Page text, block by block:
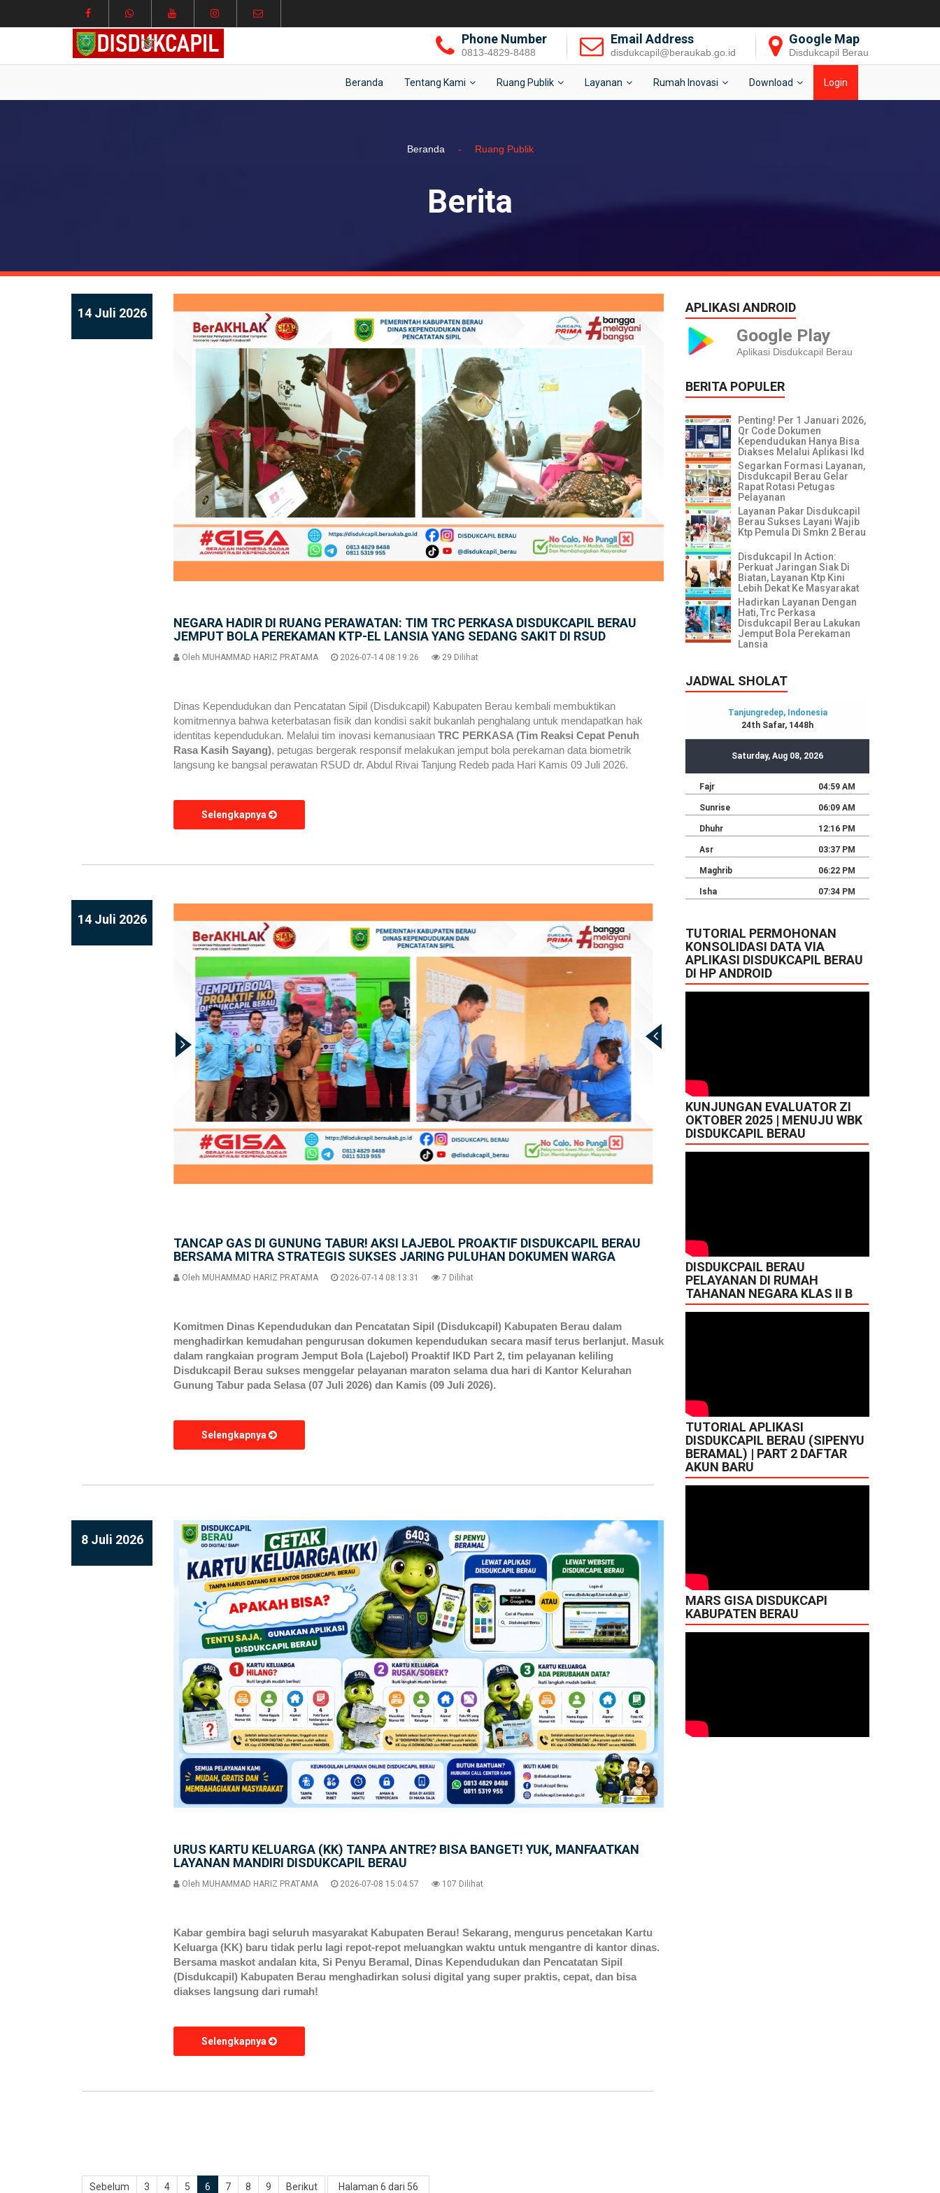
Phone Number
0813-4829-8488
Email Address
disdukcapil@beraukab.go.id
Google Map
Disdukcapil Berau
Beranda Tentang Kami Ruang Publik Layanan Rumah Inovasi Download Login
Beranda - Ruang Publik
Berita
14 Juli 2026
NEGARA HADIR DI RUANG PERAWATAN: TIM TRC PERKASA DISDUKCAPIL BERAU
JEMPUT BOLA PEREKAMAN KTP-EL LANSIA YANG SEDANG SAKIT DI RSUD
Oleh MUHAMMAD HARIZ PRATAMA 2026-07-14 08:19:26 29 Dilihat
Dinas Kependudukan dan Pencatatan Sipil (Disdukcapil) Kabupaten Berau kembali membuktikan
komitmennya bahwa keterbatasan fisik dan kondisi sakit bukanlah penghalang untuk mendapatkan hak
identitas kependudukan. Melalui tim inovasi kemanusiaanTRC PERKASA (Tim Reaksi Cepat Penuh
Rasa Kasih Sayang), petugas bergerak responsif melakukan jemput bola perekaman data biometrik
langsung ke bangsal perawatan RSUD dr. Abdul Rivai Tanjung Redeb pada Hari Kamis 09 Juli 2026.
Selengkapnya
14 Juli 2026
TANCAP GAS DI GUNUNG TABUR! AKSI LAJEBOL PROAKTIF DISDUKCAPIL BERAU
BERSAMA MITRA STRATEGIS SUKSES JARING PULUHAN DOKUMEN WARGA
Oleh MUHAMMAD HARIZ PRATAMA 2026-07-14 08:13:31 7 Dilihat
Komitmen Dinas Kependudukan dan Pencatatan Sipil (Disdukcapil) Kabupaten Berau dalam
menghadirkan kemudahan pengurusan dokumen kependudukan secara masif terus berlanjut. Masuk
dalam rangkaian program Jemput Bola (Lajebol) Proaktif IKD Part 2, tim pelayanan keliling
Disdukcapil Berau sukses menggelar pelayanan maraton selama dua hari di Kantor Kelurahan
Gunung Tabur pada Selasa (07 Juli 2026) dan Kamis (09 Juli 2026).
Selengkapnya
8 Juli 2026
URUS KARTU KELUARGA (KK) TANPA ANTRE? BISA BANGET! YUK, MANFAATKAN
LAYANAN MANDIRI DISDUKCAPIL BERAU
Oleh MUHAMMAD HARIZ PRATAMA 2026-07-08 15:04:57 107 Dilihat
Kabar gembira bagi seluruh masyarakat Kabupaten Berau! Sekarang, mengurus pencetakan Kartu
Keluarga (KK) baru tidak perlu lagi repot-repot meluangkan waktu untuk mengantre di kantor dinas.
Bersama maskot andalan kita, Si Penyu Beramal, Dinas Kependudukan dan Pencatatan Sipil
(Disdukcapil) Kabupaten Berau menghadirkan solusi digital yang super praktis, cepat, dan bisa
diakses langsung dari rumah!
Selengkapnya
Sebelum 3 4 5 6 7 8 9 Berikut Halaman 6 dari 56
APLIKASI ANDROID
Google Play
Aplikasi Disdukcapil Berau
BERITA POPULER
Penting! Per 1 Januari 2026,
Qr Code Dokumen
Kependudukan Hanya Bisa
Diakses Melalui Aplikasi Ikd
Segarkan Formasi Layanan,
Disdukcapil Berau Gelar
Rapat Rotasi Petugas
Pelayanan
Layanan Pakar Disdukcapil
Berau Sukses Layani Wajib
Ktp Pemula Di Smkn 2 Berau
Disdukcapil In Action:
Perkuat Jaringan Siak Di
Biatan, Layanan Ktp Kini
Lebih Dekat Ke Masyarakat
Hadirkan Layanan Dengan
Hati, Trc Perkasa
Disdukcapil Berau Lakukan
Jemput Bola Perekaman
Lansia
JADWAL SHOLAT
TUTORIAL PERMOHONAN
KONSOLIDASI DATA VIA
APLIKASI DISDUKCAPIL BERAU
DI HP ANDROID
KUNJUNGAN EVALUATOR ZI
OKTOBER 2025 | MENUJU WBK
DISDUKCAPIL BERAU
DISDUKCPAIL BERAU
PELAYANAN DI RUMAH
TAHANAN NEGARA KLAS II B
TUTORIAL APLIKASI
DISDUKCAPIL BERAU (SIPENYU
BERAMAL) | PART 2 DAFTAR
AKUN BARU
MARS GISA DISDUKCAPI
KABUPATEN BERAU